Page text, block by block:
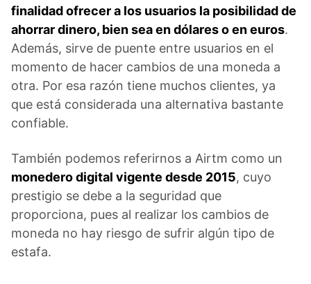
finalidad ofrecer a los usuarios la posibilidad de
ahorrar dinero, bien sea en dólares o en euros.
Además, sirve de puente entre usuarios en el
momento de hacer cambios de una moneda a
otra. Por esa razón tiene muchos clientes, ya
que está considerada una alternativa bastante
confiable.
También podemos referirnos a Airtm como un
monedero digital vigente desde 2015, cuyo
prestigio se debe a la seguridad que
proporciona, pues al realizar los cambios de
moneda no hay riesgo de sufrir algún tipo de
estafa.